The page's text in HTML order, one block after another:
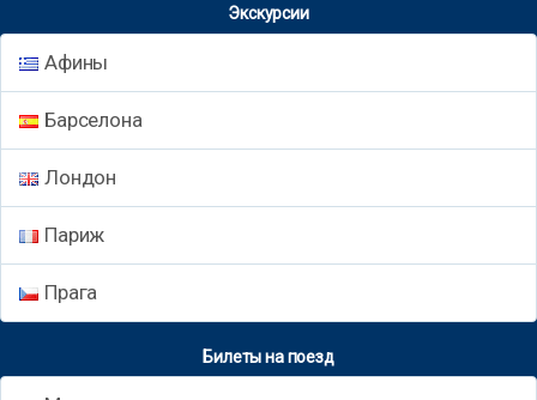
Экскурсии
Афины
Барселона
Лондон
Париж
Прага
Билеты на поезд